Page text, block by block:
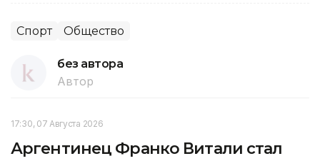
Спорт Общество
без автора
Автор
17:30, 07 Августа 2026
Аргентинец Франко Витали стал